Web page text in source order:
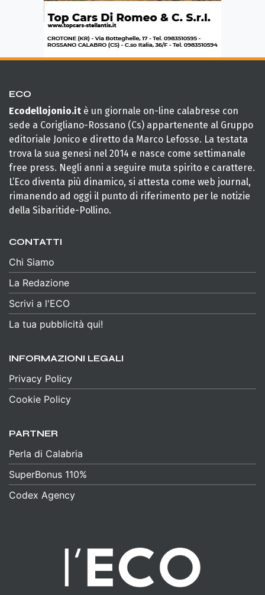
ECO
Ecodellojonio.it è un giornale on-line calabrese con
sede a Corigliano-Rossano (Cs) appartenente al Gruppo
editoriale Jonico e diretto da Marco Lefosse. La testata
trova la sua genesi nel 2014 e nasce come settimanale
free press. Negli anni a seguire muta spirito e carattere.
L’Eco diventa più dinamico, si attesta come web journal,
rimanendo ad oggi il punto di riferimento per le notizie
della Sibaritide-Pollino.
CONTATTI
Chi Siamo
La Redazione
Scrivi a l'ECO
La tua pubblicità qui!
INFORMAZIONI LEGALI
Privacy Policy
Cookie Policy
PARTNER
Perla di Calabria
SuperBonus 110%
Codex Agency